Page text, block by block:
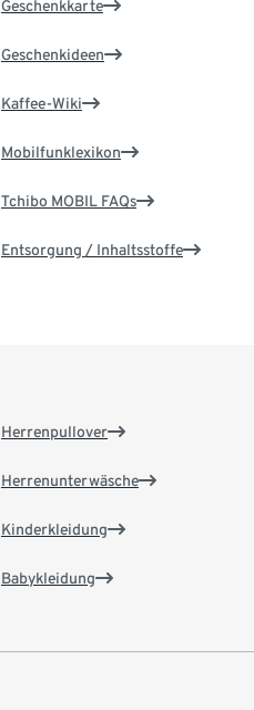
Geschenkkarte
Geschenkideen
Kaffee-Wiki
Mobilfunklexikon
Tchibo MOBIL FAQs
Entsorgung / Inhaltsstoffe
Herrenpullover
Herrenunterwäsche
Kinderkleidung
Babykleidung